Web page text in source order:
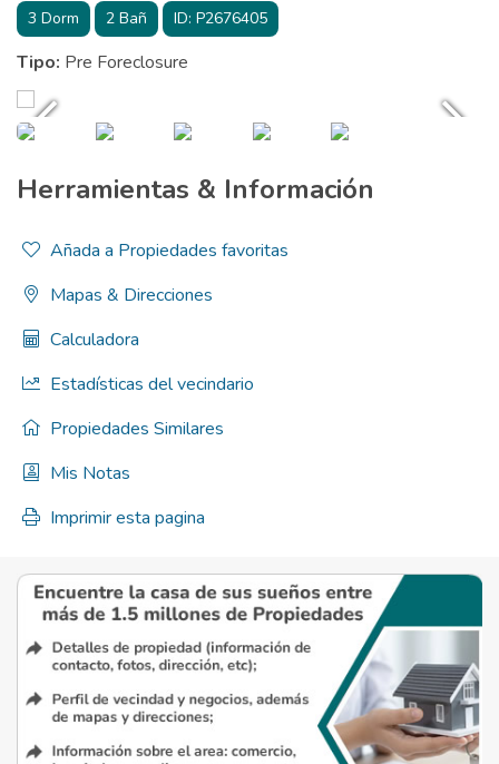
3 Dorm 2 Bañ ID: P2676405
Tipo: Pre Foreclosure
Herramientas & Información
Añada a Propiedades favoritas
Mapas & Direcciones
Calculadora
Estadísticas del vecindario
Propiedades Similares
Mis Notas
Imprimir esta pagina